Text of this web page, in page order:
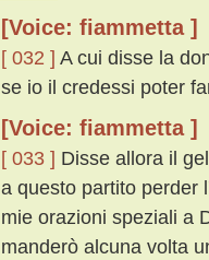
[Voice: fiammetta ]
[ 032 ] A cui disse la
se io il credessi poter
[Voice: fiammetta ]
[ 033 ] Disse allora il
a questo partito perder
mie orazioni speziali a
manderò alcuna volta